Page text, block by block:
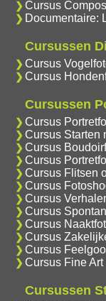
Cursus
Documentaire:
Cursussen
Cursus
Cursus
Cursussen
Cursus
Cursus Starten
Cursus
Cursus
Cursus Flitsen
Cursus
Cursus
Cursus
Cursus
Cursus
Cursus
Cursus Fine
Cursussen